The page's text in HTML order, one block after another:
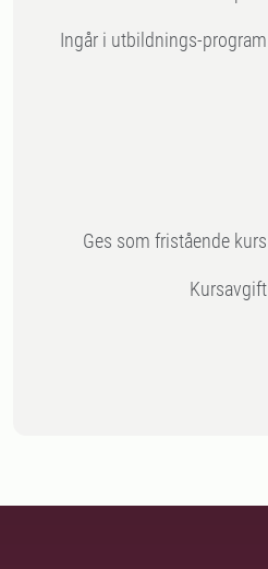
Ingår i utbildnings-program
Ges som fristående kurs
Kursavgift